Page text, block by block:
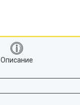
Описание